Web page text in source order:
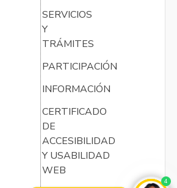
SERVICIOS
Y
TRÁMITES
PARTICIPACIÓN
INFORMACIÓN
CERTIFICADO
DE
ACCESIBILIDAD
Y USABILIDAD
WEB
4